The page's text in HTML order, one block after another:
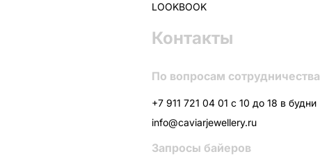
LOOKBOOK
Контакты
По вопросам сотрудничества
+7 911 721 04 01 с 10 до 18 в будни
info@caviarjewellery.ru
Запросы байеров